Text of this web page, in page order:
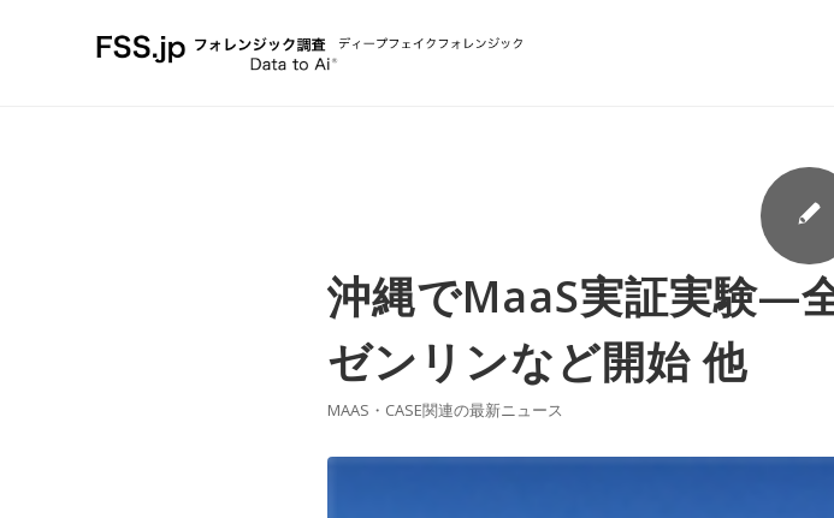
沖縄でMaaS実証実験—
ゼンリンなど開始 他
MAAS・CASE関連の最新ニュース